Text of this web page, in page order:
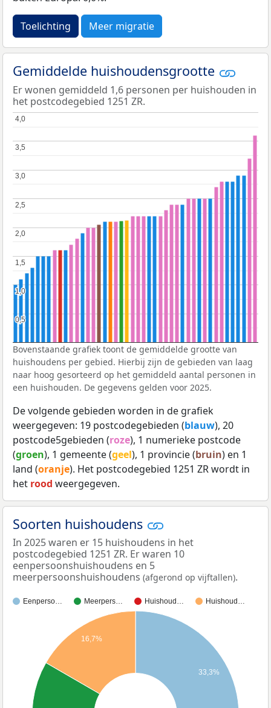
Toelichting Meer migratie
Gemiddelde huishoudensgrootte
Er wonen gemiddeld 1,6 personen per huishouden in
het postcodegebied 1251 ZR.
0,5
0,5
1,0
1,0
1,5
1,5
2,0
2,0
2,5
2,5
3,0
3,0
3,5
3,5
4,0
4,0
Bovenstaande grafiek toont de gemiddelde grootte van
huishoudens per gebied. Hierbij zijn de gebieden van laag
naar hoog gesorteerd op het gemiddeld aantal personen in
een huishouden. De gegevens gelden voor 2025.
De volgende gebieden worden in de grafiek
weergegeven: 19 postcodegebieden (blauw), 20
postcode5gebieden (roze), 1 numerieke postcode
(groen), 1 gemeente (geel), 1 provincie (bruin) en 1
land (oranje). Het postcodegebied 1251 ZR wordt in
het rood weergegeven.
Soorten huishoudens
In 2025 waren er 15 huishoudens in het
postcodegebied 1251 ZR. Er waren 10
eenpersoonshuishoudens en 5
meerpersoonshuishoudens (afgerond op vijftallen).
Eenperso… Meerpers… Huishoud… Huishoud…
33,3%
16,7%